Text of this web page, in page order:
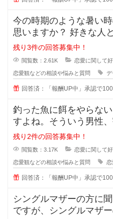
今の時期のような暑い
思いますか？ 好きな人とのデート、どうせなら
街を散策したりデートス
残り3件の回答募集中！
閲覧数：2.61K 恋愛に関して
恋愛観などの相談や悩みと質問 デ
回答済：「報酬UP中」承認で
釣った魚に餌をやらな
すよね。そういう男性
ぜ付き合った途端に覚め
残り2件の回答募集中！
閲覧数：3.17K 恋愛に関して
恋愛観などの相談や悩みと質問 恋
回答済：「報酬UP中」承認で
シングルマザーの方に
ですが、シングルマザ